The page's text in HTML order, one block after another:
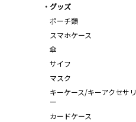
グッズ
ポーチ類
スマホケース
傘
サイフ
マスク
キーケース/キーアクセサリ
ー
カードケース